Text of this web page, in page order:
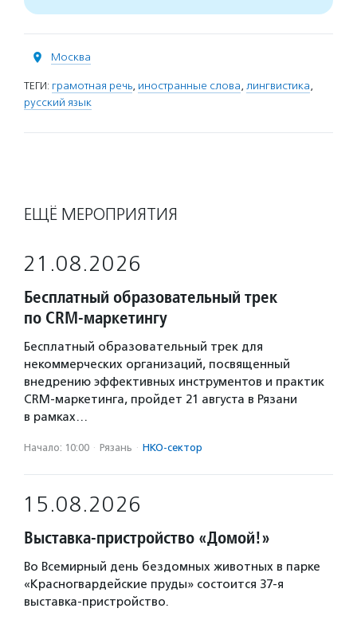
Москва
ТЕГИ: грамотная речь, иностранные слова, лингвистика,
русский язык
ЕЩЁ МЕРОПРИЯТИЯ
21.08.2026
Бесплатный образовательный трек
по CRM-маркетингу
Бесплатный образовательный трек для
некоммерческих организаций, посвященный
внедрению эффективных инструментов и практик
CRM-маркетинга, пройдет 21 августа в Рязани
в рамках…
Начало: 10:00 · Рязань · НКО-сектор
15.08.2026
Выставка-пристройство «Домой!»
Во Всемирный день бездомных животных в парке
«Красногвардейские пруды» состоится 37-я
выставка-пристройство.